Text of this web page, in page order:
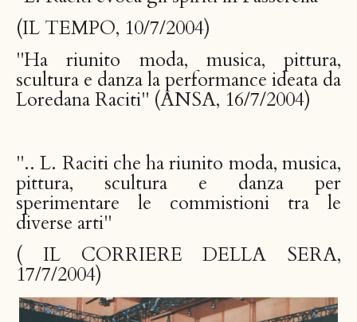
(IL TEMPO, 10/7/2004)
"Ha riunito moda, musica, pittura,
scultura e danza la performance ideata da
Loredana Raciti" (ANSA, 16/7/2004)
".. L. Raciti che ha riunito moda, musica,
pittura, scultura e danza per
sperimentare le commistioni tra le
diverse arti"
( IL CORRIERE DELLA SERA,
17/7/2004)